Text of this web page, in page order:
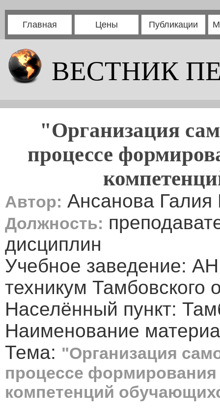
Главная Цены Публикации
ВЕСТНИК
"Организация
процессе
Автор: Ансанова Галия
Должность:
дисциплин
Учебное заведение:
техникум Тамбовского
Населённый пункт:
Наименование
Тема: "Организация
процессе
компетенций